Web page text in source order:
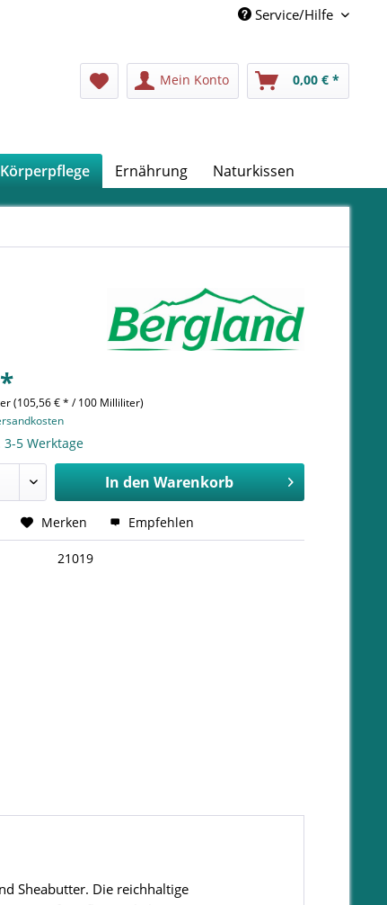
Service/Hilfe
Mein Konto 0,00 € *
Körperpflege Ernährung Naturkissen
(105,56 € * / 100 Milliliter)
5 Werktage
In den Warenkorb
Merken Empfehlen
21019
Sheabutter. Die reichhaltige